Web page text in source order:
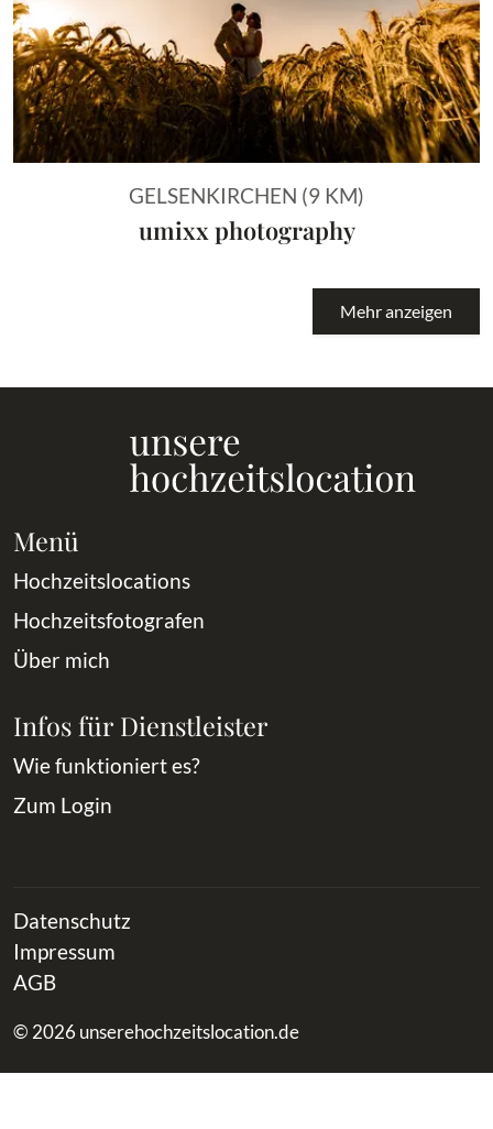
GELSENKIRCHEN (9 KM)
umixx photography
Mehr anzeigen
Menü
Hochzeitslocations
Hochzeitsfotografen
Über mich
Infos für Dienstleister
Wie funktioniert es?
Zum Login
Datenschutz
Impressum
AGB
© 2026 unserehochzeitslocation.de